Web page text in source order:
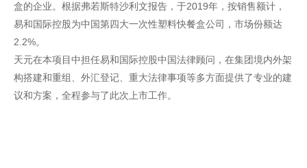
盒的企业。根据弗若斯特沙利文报告，于2019年，按销售额计，
易和国际控股为中国第四大一次性塑料快餐盒公司，市场份额达
2.2%。
天元在本项目中担任易和国际控股中国法律顾问，在集团境内外架
构搭建和重组、外汇登记、重大法律事项等多方面提供了专业的建
议和方案，全程参与了此次上市工作。